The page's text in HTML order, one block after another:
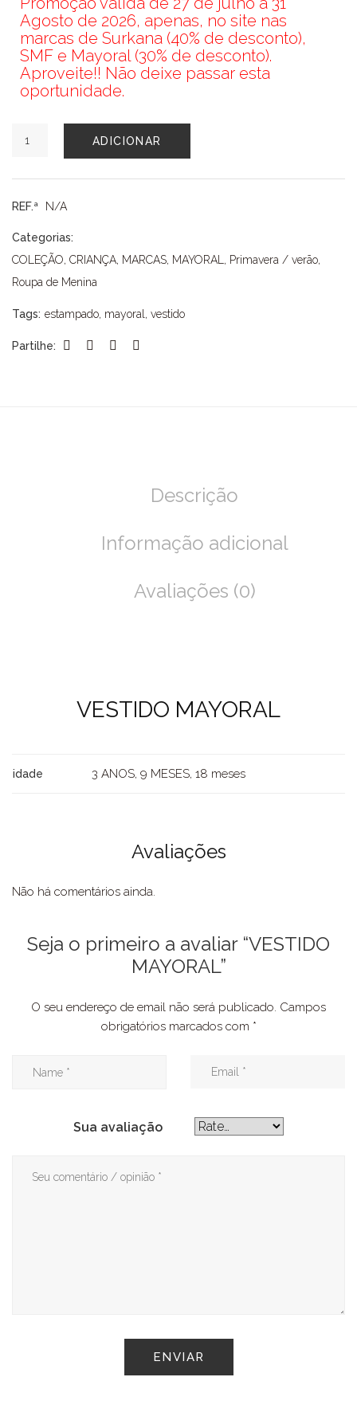
Agosto de 2026, apenas, no site nas
marcas de Surkana (40% de desconto),
SMF e Mayoral (30% de desconto).
Aproveite!! Não deixe passar esta
oportunidade.
de
MAYORAL
ADICIONAR
REF.ª N/A
Categorias:
COLEÇÃO, CRIANÇA, MARCAS, MAYORAL, Primavera / verão,
Roupa de Menina
Tags: estampado, mayoral , vestido
Partilhe:
Descrição
Informação adicional
Avaliações (0)
VESTIDO MAYORAL
idade 3 ANOS, 9 MESES, 18 meses
Avaliações
Não há comentários ainda.
Seja o primeiro a avaliar “VESTIDO
MAYORAL”
O seu endereço de email não será publicado. Campos
obrigatórios marcados com *
Sua avaliação